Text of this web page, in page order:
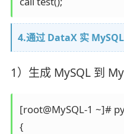
4.通过 DataX 实
1）生成 MySQL 到
[root@MySQL-1 ~]#
{